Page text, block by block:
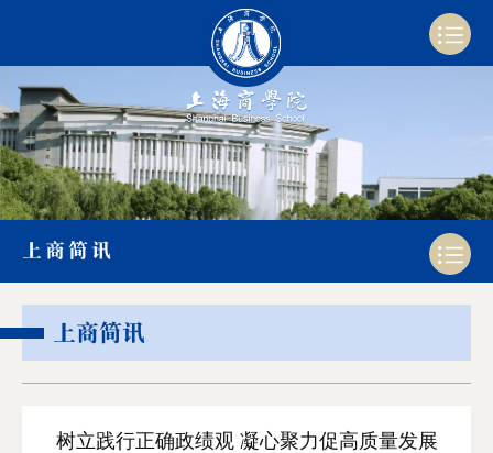
上商简讯
上商简讯
树立践行正确政绩观 凝心聚力促高质量发展